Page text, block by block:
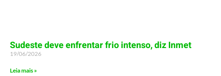
Sudeste deve enfrentar frio intenso, diz Inmet
19/06/2026
Leia mais »